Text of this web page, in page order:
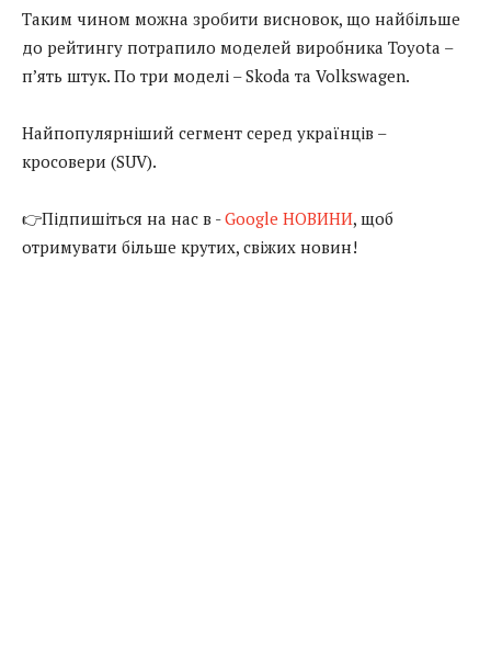
Таким чином можна зробити висновок, що найбільше
до рейтингу потрапило моделей виробника Toyota –
п’ять штук. По три моделі – Skoda та Volkswagen.
Найпопулярніший сегмент серед українців –
кросовери (SUV).
👉Підпишіться на нас в -Google НОВИНИ, щоб
отримувати більше крутих, свіжих новин!